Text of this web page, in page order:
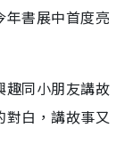
年書展中首度亮
趣同小朋友講故
白，講故事又